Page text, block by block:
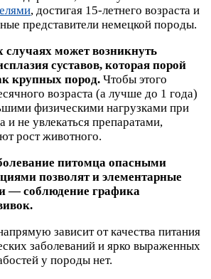
, достигая 15-летнего возраста и
представители немецкой породы.
может возникнуть
суставов, которая порой
крупных пород. Чтобы этого
возраста (а лучше до 1 года)
физическими нагрузками при
и не увлекаться препаратами,
рост животного.
питомца опасными
позволят и элементарные
— соблюдение графика
зависит от качества питания
заболеваний и ярко выраженных
у породы нет.